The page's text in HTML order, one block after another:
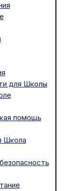
для Школы
помощь
Школа